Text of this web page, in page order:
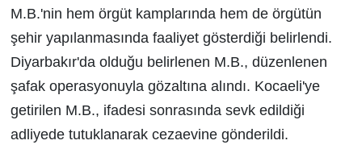
M.B.'nin hem örgüt kamplarında hem de örgütün
şehir yapılanmasında faaliyet gösterdiği belirlendi.
Diyarbakır'da olduğu belirlenen M.B., düzenlenen
şafak operasyonuyla gözaltına alındı. Kocaeli'ye
getirilen M.B., ifadesi sonrasında sevk edildiği
adliyede tutuklanarak cezaevine gönderildi.